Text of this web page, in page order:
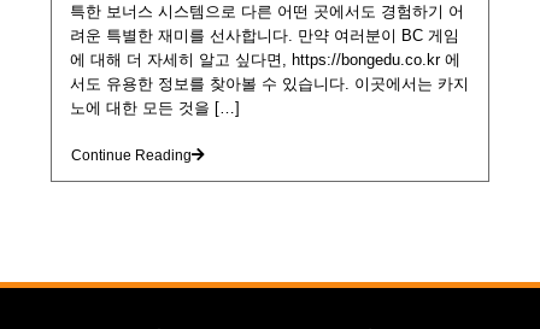
특한 보너스 시스템으로 다른 어떤 곳에서도 경험하기 어
려운 특별한 재미를 선사합니다. 만약 여러분이 BC 게임
에 대해 더 자세히 알고 싶다면, https://bongedu.co.kr 에
서도 유용한 정보를 찾아볼 수 있습니다. 이곳에서는 카지
노에 대한 모든 것을 […]
Continue Reading